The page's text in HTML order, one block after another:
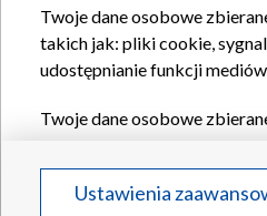
Twoje dane osobowe
takich jak: pliki cookie,
udostępnianie funkcji
Twoje dane osobowe
Partnerów TVPdla realizacji
reklam, tworzenia profilu
Ustawienia